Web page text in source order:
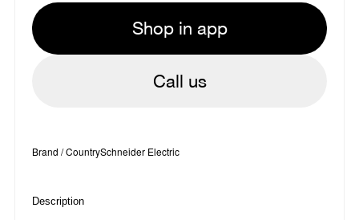
Shop in app
Call us
Brand / CountrySchneider Electric
Description